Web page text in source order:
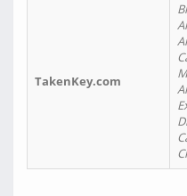
TakenKey.com